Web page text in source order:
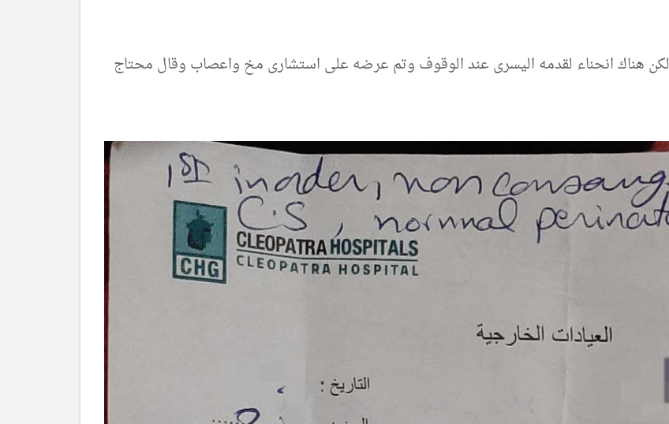
هناك انحناء لقدمه اليسرى عند الوقوف وتم عرضه على استشارى مخ واعصاب وقال محتاج